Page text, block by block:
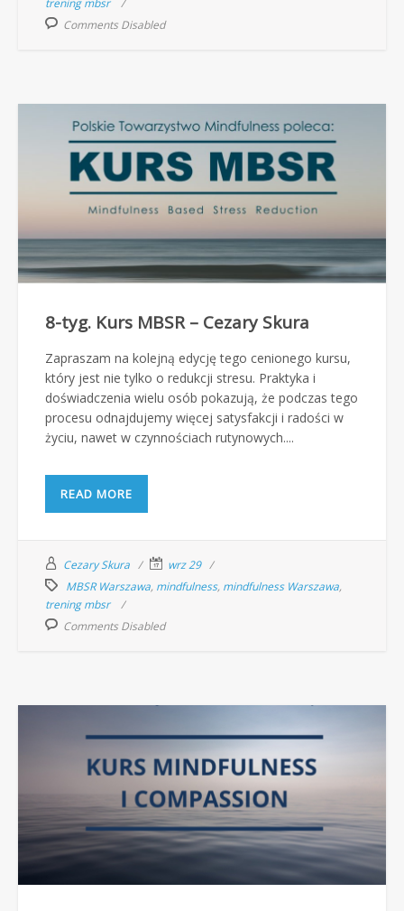
trening mbsr
Comments Disabled
8-tyg. Kurs MBSR – Cezary Skura
Zapraszam na kolejną edycję tego cenionego kursu,
który jest nie tylko o redukcji stresu. Praktyka i
doświadczenia wielu osób pokazują, że podczas tego
procesu odnajdujemy więcej satysfakcji i radości w
życiu, nawet w czynnościach rutynowych....
READ MORE
Cezary Skura
wrz 29
MBSR Warszawa, mindfulness, mindfulness Warszawa,
trening mbsr
Comments Disabled